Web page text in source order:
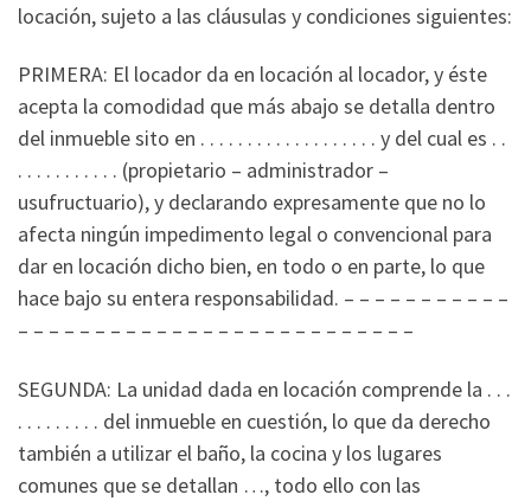
locación, sujeto a las cláusulas y condiciones siguientes:
PRIMERA: El locador da en locación al locador, y éste
acepta la comodidad que más abajo se detalla dentro
del inmueble sito en . . . . . . . . . . . . . . . . . . . y del cual es . .
. . . . . . . . . . . (propietario – administrador –
usufructuario), y declarando expresamente que no lo
afecta ningún impedimento legal o convencional para
dar en locación dicho bien, en todo o en parte, lo que
hace bajo su entera responsabilidad. – – – – – – – – – – –
– – – – – – – – – – – – – – – – – – – – – – – – – –
SEGUNDA: La unidad dada en locación comprende la . . .
. . . . . . . . . del inmueble en cuestión, lo que da derecho
también a utilizar el baño, la cocina y los lugares
comunes que se detallan …, todo ello con las